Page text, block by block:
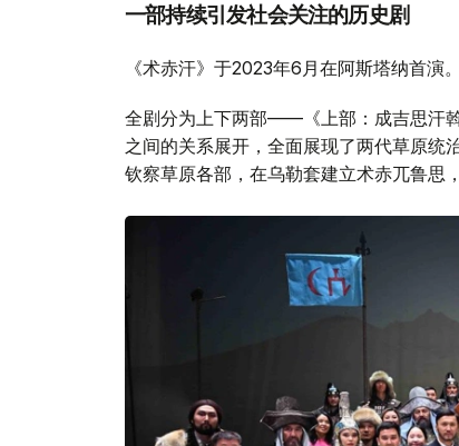
一部持续引发社会关注的历史剧
《术赤汗》于2023年6月在阿斯塔纳首演。
全剧分为上下两部——《上部：成吉思汗
之间的关系展开，全面展现了两代草原统
钦察草原各部，在乌勒套建立术赤兀鲁思